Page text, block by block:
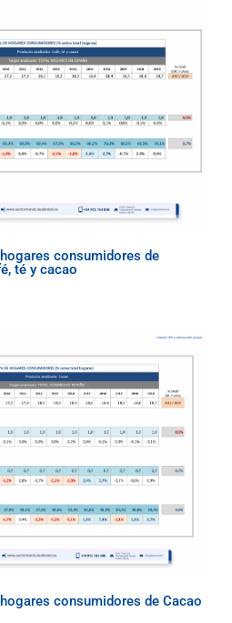
consumidores de
té y cacao
consumidores de Cacao